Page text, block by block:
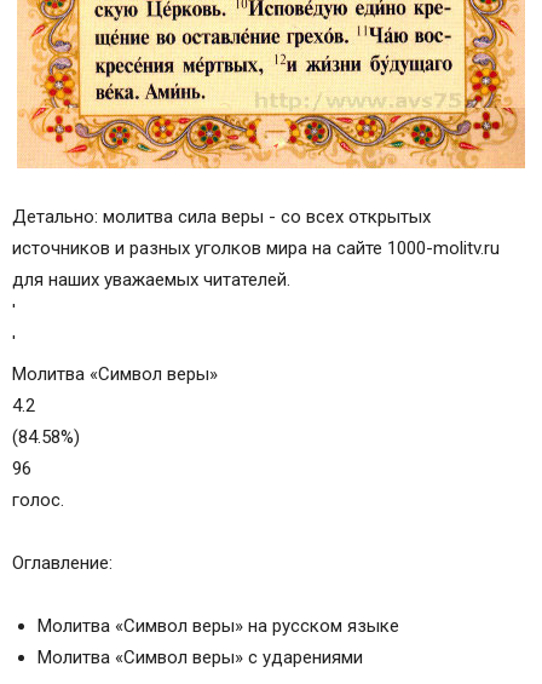
Детально: молитва сила веры - со всех открытых
источников и разных уголков мира на сайте 1000-molitv.ru
для наших уважаемых читателей.
'
'
Молитва «Символ веры»
4.2
(84.58%)
96
голос.
Оглавление:
Молитва «Символ веры» на русском языке
Молитва «Символ веры» с ударениями